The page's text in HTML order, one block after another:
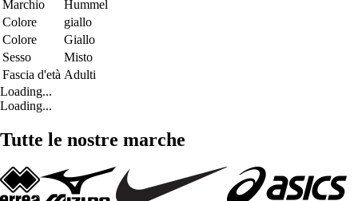
Marchio
Hummel
Colore
giallo
Colore
Giallo
Sesso
Misto
Fascia d'età Adulti
Loading...
Loading...
Tutte le nostre marche